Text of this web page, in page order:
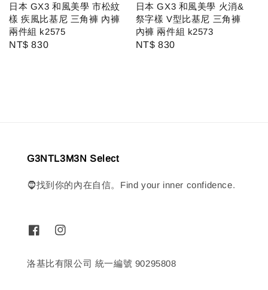
日本 GX3 和風美學 市松紋
樣 疾風比基尼 三角褲 內褲
兩件組 k2575
Regular
NT$ 830
日本 GX3 和風美學 火消&
祭字樣 V型比基尼 三角褲
內褲 兩件組 k2573
Regular
NT$ 830
G3NTL3M3N Select
🧔找到你的內在自信。Find your inner confidence.
洛基比有限公司 統一編號 90295808